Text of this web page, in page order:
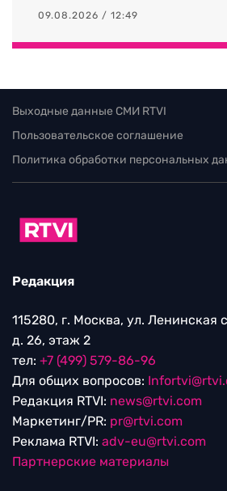
09.08.2026 / 12:49
Выходные данные СМИ RTVI
Пользовательское соглашение
Политика обработки персональных
Редакция
115280, г. Москва, ул. Ленинская
д. 26, этаж 2
тел: +7 (499) 579-86-96
Для общих вопросов:
Редакция RTVI: news@rtvi.com
Маркетинг/PR: pr@rtvi.com
Реклама RTVI: adv-eu@rtvi.com
Партнерские материалы